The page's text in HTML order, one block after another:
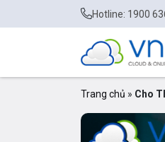
Hotline: 1900
Trang chủ » Cho